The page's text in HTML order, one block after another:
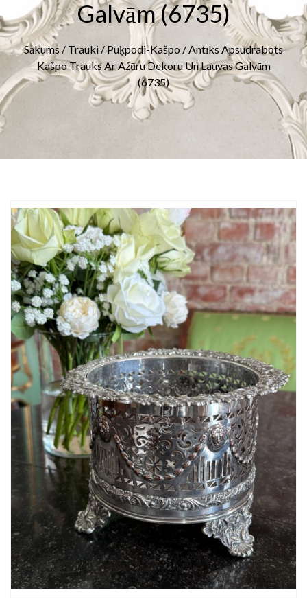
Galvām (6735)
Sākums / Trauki / Puķpodi-Kašpo / Antīks Apsudrabots
Kašpo Trauks Ar Ažūru Dekoru Un Lauvas Galvām
(6735)